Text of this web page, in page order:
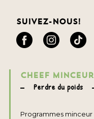
Suivez-nous!
CHEEF MINCEUR
Perdre du poids
Programmes minceur